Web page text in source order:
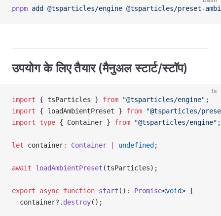
pnpm add @tsparticles/engine @tsparticles/preset-
उपयोग के लिए तैयार (मैनुअल स्टार्ट/स्टॉप)
ts
import { tsParticles } from "@tsparticles/engine" ;
import { loadAmbientPreset } from "@tsparticles/
import type { Container } from "@tsparticles/engine" ;
let container: Container undefined ;
await loadAmbientPreset (tsParticles);
export async function start () : Promise<void> {
  container?.
destroy();